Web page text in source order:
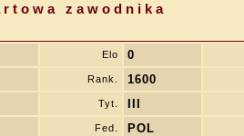
zawodnika
Elo 0
Rank. 1600
Tyt.
Fed. POL